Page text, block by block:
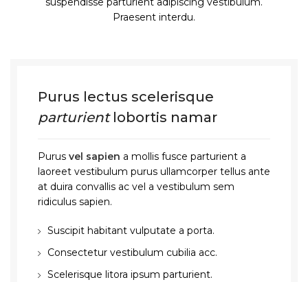
Praesent interdu.
Purus lectus scelerisque
parturientlobortis namar
Purus vel sapien a mollis fusce parturient a
laoreet vestibulum purus ullamcorper tellus ante
at duira convallis ac vel a vestibulum sem
ridiculus sapien.
Suscipit habitant vulputate a porta.
Consectetur vestibulum cubilia acc.
Scelerisque litora ipsum parturient.